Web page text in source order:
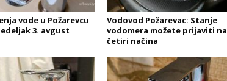
vode u Požarevcu
3. avgust
Vodovod Požarevac: Stanje
vodomera možete prijaviti na
četiri načina